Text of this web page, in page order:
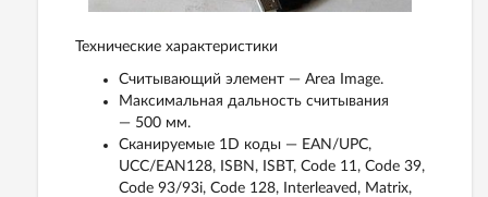
Технические характеристики
Считывающий элемент — Area Image.
Максимальная дальность считывания
— 500 мм.
Сканируемые 1D коды — EAN/UPC,
UCC/EAN128, ISBN, ISBT, Code 11, Code 39,
Code 93/93i, Code 128, Interleaved, Matrix,